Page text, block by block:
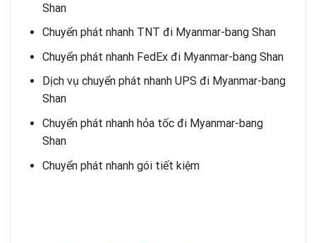
Shan
Chuyển phát nhanh TNT đi Myanmar-bang Shan
Chuyển phát nhanh FedEx đi Myanmar-bang Shan
Dịch vụ chuyển phát nhanh UPS đi Myanmar-bang
Shan
Chuyển phát nhanh hỏa tốc đi Myanmar-bang
Shan
Chuyển phát nhanh gói tiết kiệm